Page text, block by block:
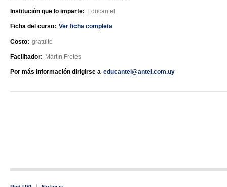
Institución que lo imparte: Educantel
Ficha del curso: Ver ficha completa
Costo: gratuito
Facilitador: Martín Fretes
Por más información dirigirse a educantel@antel.com.uy